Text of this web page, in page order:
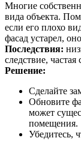
Многие
вида объекта.
если его плохо
фасад устарел,
Последствия:
следствие,
Решение:
Сделайте
Обновите
может
помещения.
Убедитесь,